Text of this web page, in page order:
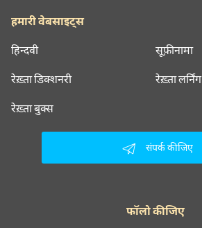
हमारी वेबसाइट्स
हिन्दवी सूफ़ीनामा
रेख़्ता डिक्शनरी रेख़्ता लर्निंग
रेख़्ता बुक्स
संपर्क कीजिए
फॉलो कीजिए